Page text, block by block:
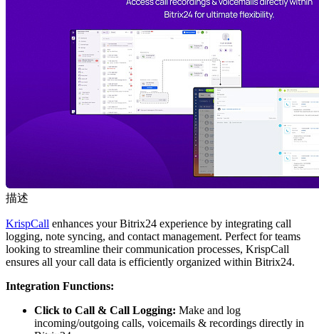
描述
KrispCall enhances your Bitrix24 experience by integrating call
logging, note syncing, and contact management. Perfect for teams
looking to streamline their communication processes, KrispCall
ensures all your call data is efficiently organized within Bitrix24.
Integration Functions:
Click to Call & Call Logging: Make and log
incoming/outgoing calls, voicemails & recordings directly in